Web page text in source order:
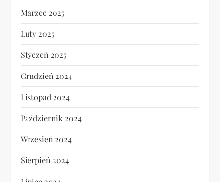
Marzec 2025
Luty 2025
Styczeń 2025
Grudzień 2024
Listopad 2024
Październik 2024
Wrzesień 2024
Sierpień 2024